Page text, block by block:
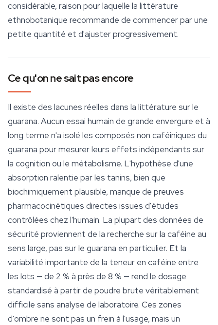
considérable, raison pour laquelle la littérature
ethnobotanique recommande de commencer par une
petite quantité et d'ajuster progressivement.
Ce qu'on ne sait pas encore
Il existe des lacunes réelles dans la littérature sur le
guarana. Aucun essai humain de grande envergure et à
long terme n'a isolé les composés non caféiniques du
guarana pour mesurer leurs effets indépendants sur
la cognition ou le métabolisme. L'hypothèse d'une
absorption ralentie par les tanins, bien que
biochimiquement plausible, manque de preuves
pharmacocinétiques directes issues d'études
contrôlées chez l'humain. La plupart des données de
sécurité proviennent de la recherche sur la caféine au
sens large, pas sur le guarana en particulier. Et la
variabilité importante de la teneur en caféine entre
les lots — de 2 % à près de 8 % — rend le dosage
standardisé à partir de poudre brute véritablement
difficile sans analyse de laboratoire. Ces zones
d'ombre ne sont pas un frein à l'usage, mais un